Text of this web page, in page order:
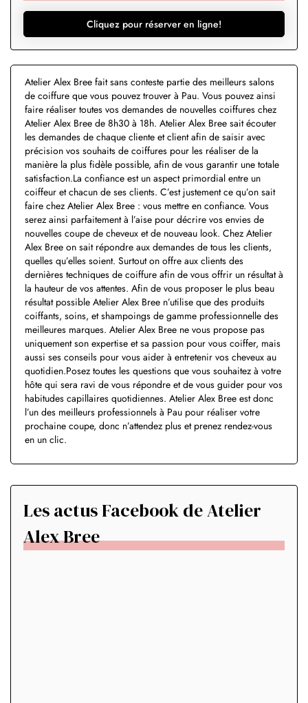
Cliquez pour réserver en ligne!
Atelier Alex Bree fait sans conteste partie des meilleurs salons
de coiffure que vous pouvez trouver à Pau. Vous pouvez ainsi
faire réaliser toutes vos demandes de nouvelles coiffures chez
Atelier Alex Bree de 8h30 à 18h. Atelier Alex Bree sait écouter
les demandes de chaque cliente et client afin de saisir avec
précision vos souhaits de coiffures pour les réaliser de la
manière la plus fidèle possible, afin de vous garantir une totale
satisfaction.La confiance est un aspect primordial entre un
coiffeur et chacun de ses clients. C’est justement ce qu’on sait
faire chez Atelier Alex Bree : vous mettre en confiance. Vous
serez ainsi parfaitement à l’aise pour décrire vos envies de
nouvelles coupe de cheveux et de nouveau look. Chez Atelier
Alex Bree on sait répondre aux demandes de tous les clients,
quelles qu’elles soient. Surtout on offre aux clients des
dernières techniques de coiffure afin de vous offrir un résultat à
la hauteur de vos attentes. Afin de vous proposer le plus beau
résultat possible Atelier Alex Bree n’utilise que des produits
coiffants, soins, et shampoings de gamme professionnelle des
meilleures marques. Atelier Alex Bree ne vous propose pas
uniquement son expertise et sa passion pour vous coiffer, mais
aussi ses conseils pour vous aider à entretenir vos cheveux au
quotidien.Posez toutes les questions que vous souhaitez à votre
hôte qui sera ravi de vous répondre et de vous guider pour vos
habitudes capillaires quotidiennes. Atelier Alex Bree est donc
l’un des meilleurs professionnels à Pau pour réaliser votre
prochaine coupe, donc n’attendez plus et prenez rendez-vous
en un clic.
Les actus Facebook de Atelier
Alex Bree